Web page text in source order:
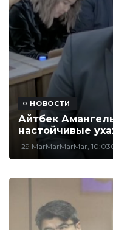
НОВОСТИ
Айтбек
настойчивые
29 MarMarMarMar,